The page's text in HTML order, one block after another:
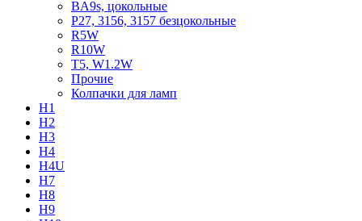
BA9s, цокольные
P27, 3156, 3157 безцокольные
R5W
R10W
T5, W1.2W
Прочие
Колпачки для ламп
H1
H2
H3
H4
H4U
H7
H8
H9